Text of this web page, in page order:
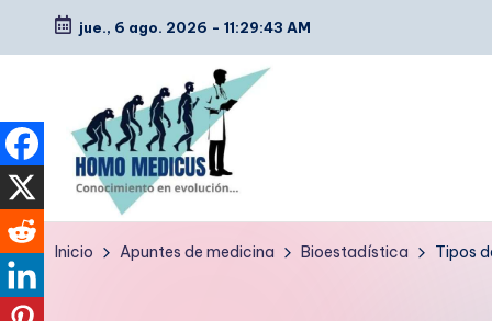
Saltar
contenido
jue., 6 ago. 2026 - 11:29:44 AM
H
Guías
Inicio Apuntes de medicina Bioestadística Tipos